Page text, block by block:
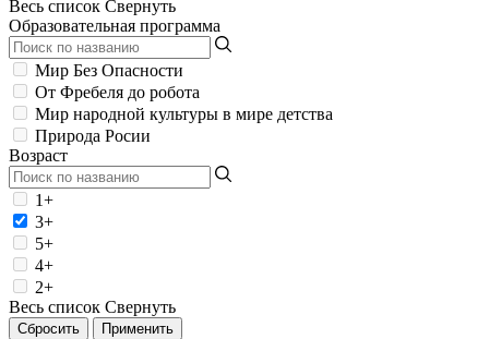
Весь список Свернуть
Образовательная программа
Мир Без Опасности
От Фребеля до робота
Мир народной культуры в мире детства
Природа Росии
Возраст
1+
3+
5+
4+
2+
Весь список Свернуть